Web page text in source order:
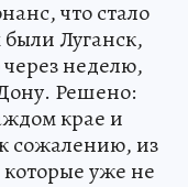
что стало
Луганск,
неделю,
Решено:
крае и
сожалению, из
уже не